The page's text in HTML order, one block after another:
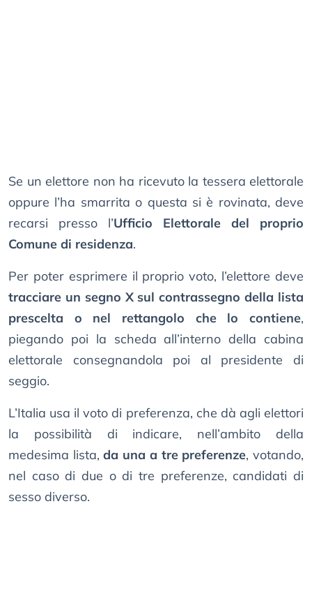
Se un elettore non ha ricevuto la tessera elettorale
oppure l’ha smarrita o questa si è rovinata, deve
recarsi presso l’Ufficio Elettorale del proprio
Comune di residenza.
Per poter esprimere il proprio voto, l’elettore deve
tracciare un segno X sul contrassegno della lista
prescelta o nel rettangolo che lo contiene,
piegando poi la scheda all’interno della cabina
elettorale consegnandola poi al presidente di
seggio.
L’Italia usa il voto di preferenza, che dà agli elettori
la possibilità di indicare, nell’ambito della
medesima lista,da una a tre preferenze, votando,
nel caso di due o di tre preferenze, candidati di
sesso diverso.